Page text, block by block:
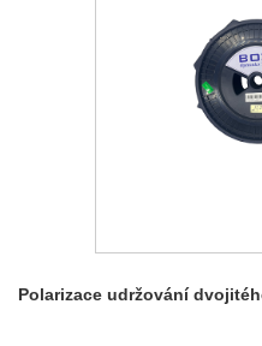
Polarizace udržování